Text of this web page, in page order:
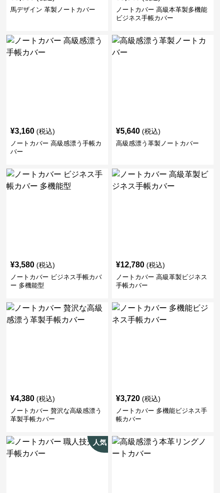
馬デザイン 革製ノートカバー
ノートカバー 高級本革製多機能
ビジネス手帳カバー
¥3,160 (税込)
ノートカバー 高級感漂う手帳カ
バー
¥5,640 (税込)
高級感漂う革製ノートカバー
¥3,580 (税込)
ノートカバー ビジネス手帳カバ
ー 多機能型
¥12,780 (税込)
ノートカバー 高級革製ビジネス
手帳カバー
¥4,380 (税込)
ノートカバー 贅沢な高級感漂う
革製手帳カバー
¥3,720 (税込)
ノートカバー 多機能ビジネス手
帳カバー
人気